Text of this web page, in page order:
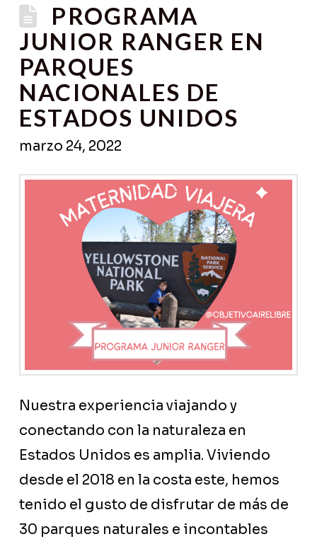
PROGRAMA
JUNIOR RANGER EN
PARQUES
NACIONALES DE
ESTADOS UNIDOS
marzo 24, 2022
Nuestra experiencia viajando y
conectando con la naturaleza en
Estados Unidos es amplia. Viviendo
desde el 2018 en la costa este, hemos
tenido el gusto de disfrutar de más de
30 parques naturales e incontables